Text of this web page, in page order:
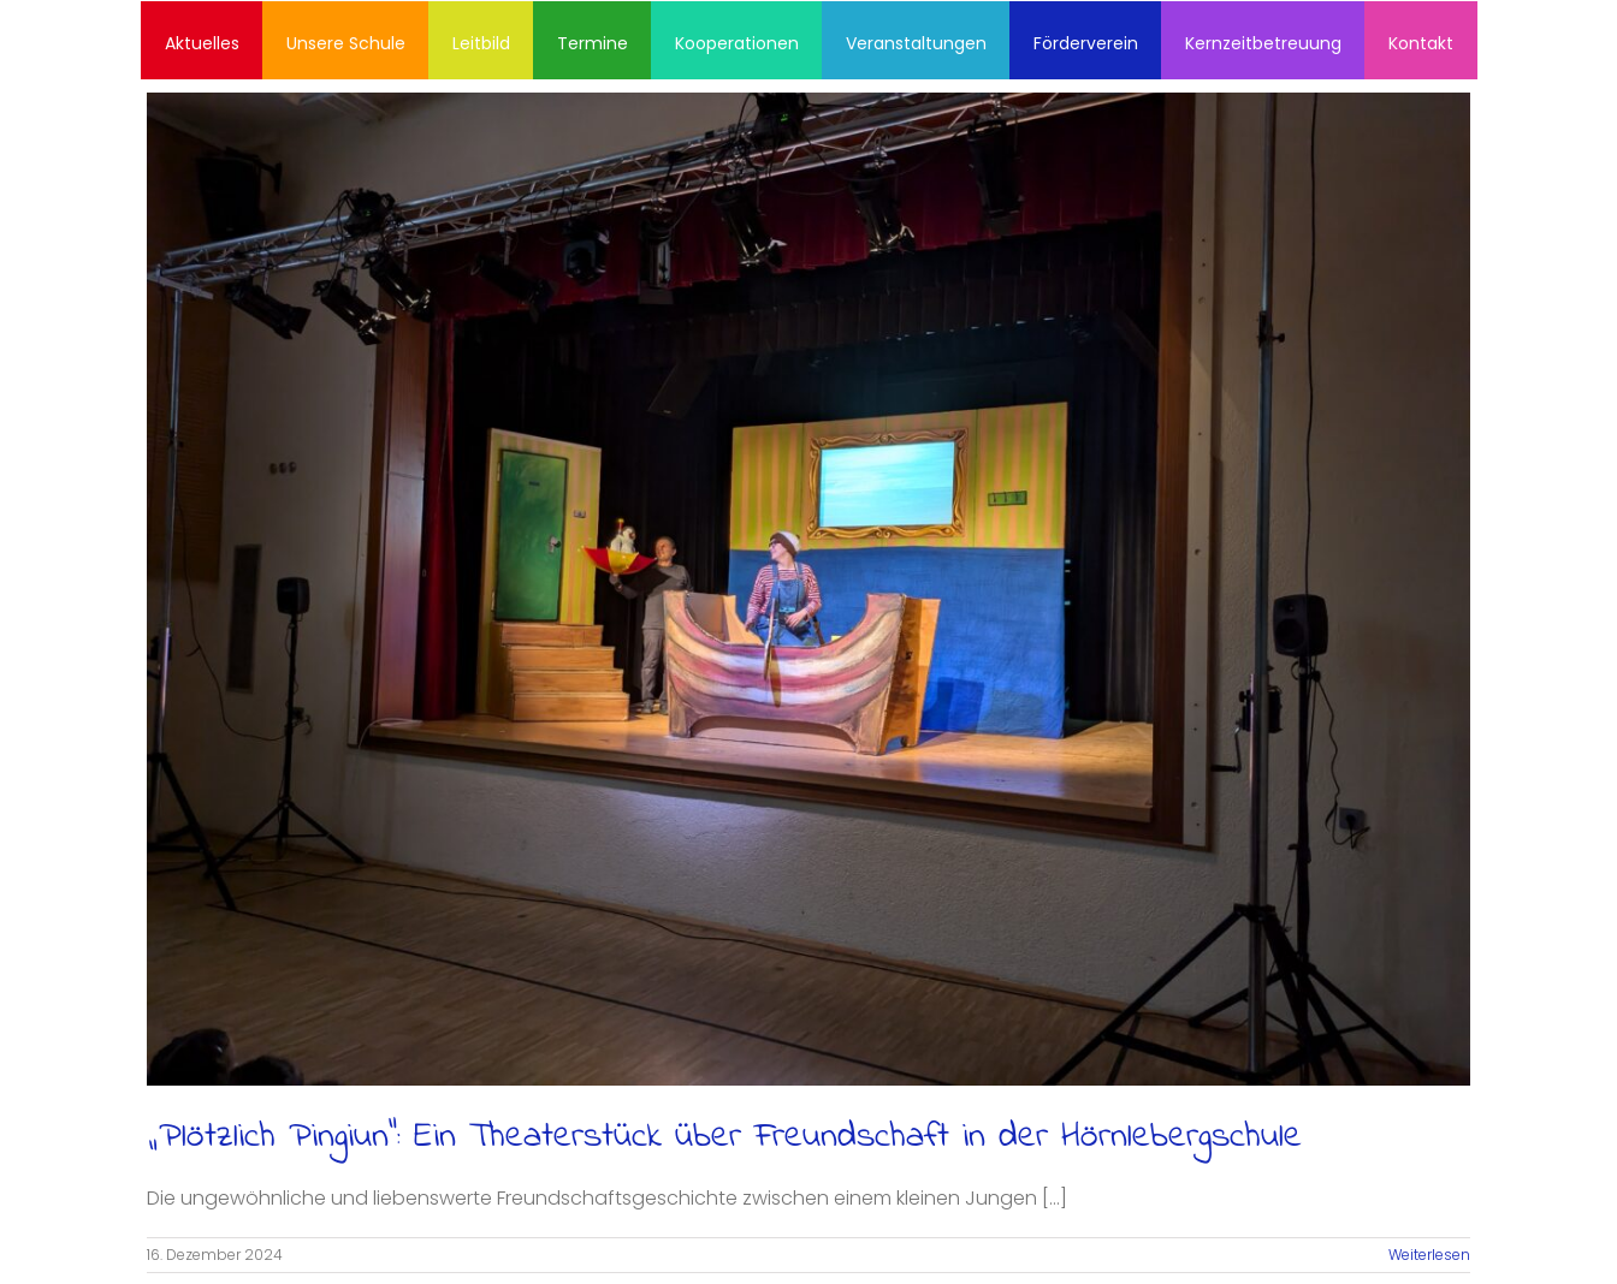
Aktuelles Unsere Schule Leitbild Termine Kooperationen Veranstaltungen Förderverein Kernzeitbetreuung Kontakt
„Plötzlich Pingiun“: Ein Theaterstück über Freundschaft in der Hörnlebergschule
Die ungewöhnliche und liebenswerte Freundschaftsgeschichte zwischen einem kleinen Jungen [...]
16. Dezember 2024 Weiterlesen